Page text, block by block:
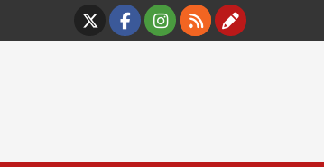
X Facebook
Instagram
RSS